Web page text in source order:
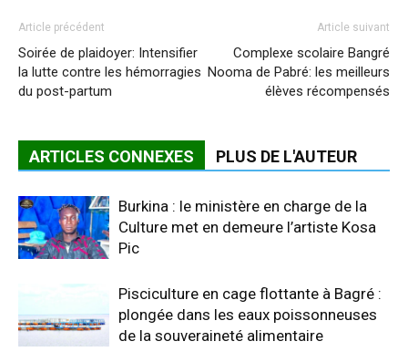
Article précédent
Soirée de plaidoyer: Intensifier
la lutte contre les hémorragies
du post-partum
Article suivant
Complexe scolaire Bangré
Nooma de Pabré: les meilleurs
élèves récompensés
ARTICLES CONNEXES PLUS DE L'AUTEUR
Burkina : le ministère en charge de la
Culture met en demeure l’artiste Kosa
Pic
Pisciculture en cage flottante à Bagré :
plongée dans les eaux poissonneuses
de la souveraineté alimentaire